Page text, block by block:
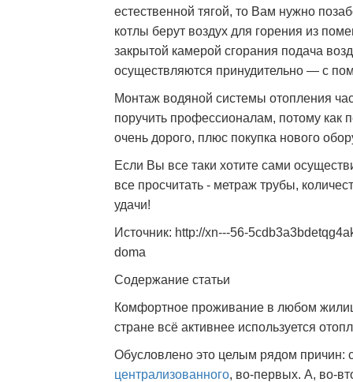
естественной тягой, то Вам нужно
котлы берут воздух для горения из
закрытой камерой сгорания подача
осуществляются принудительно — с
Монтаж водяной системы отопления
поручить профессионалам, потому как
очень дорого, плюс покупка нового
Если Вы все таки хотите сами
все просчитать - метраж трубы,
удачи!
Источник: http://xn---56-
doma
Содержание статьи
Комфортное проживание в любом
стране всё активнее используется
Обусловлено это целым рядом причин:
централизованного, во-первых. А, во-